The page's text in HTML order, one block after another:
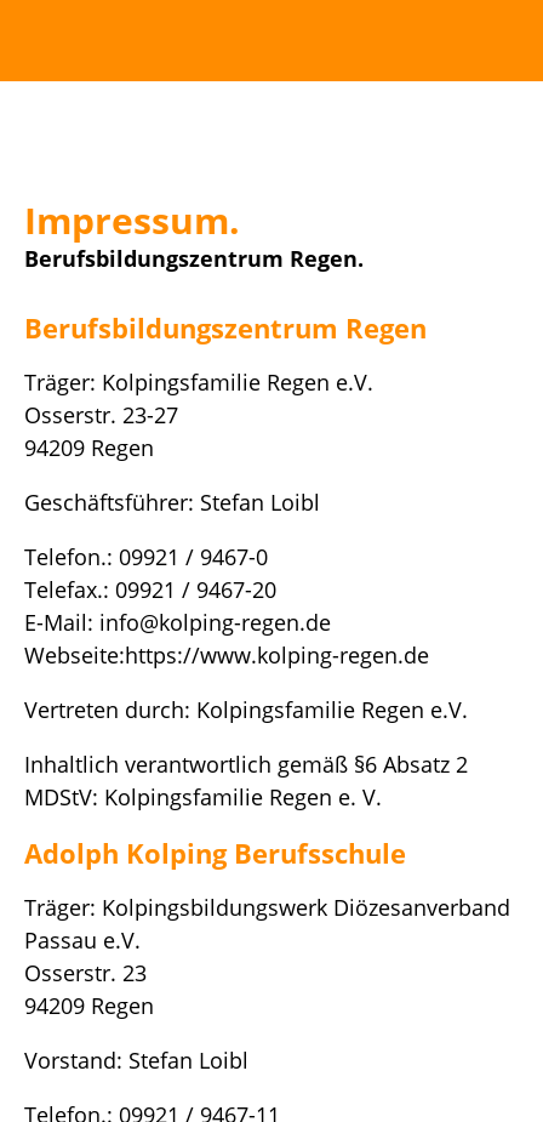
Impressum.
Berufsbildungszentrum Regen.
Berufsbildungszentrum Regen
Träger: Kolpingsfamilie Regen e.V.
Osserstr. 23-27
94209 Regen
Geschäftsführer: Stefan Loibl
Telefon.: 09921 / 9467-0
Telefax.: 09921 / 9467-20
E-Mail: info@kolping-regen.de
Webseite:https://www.kolping-regen.de
Vertreten durch: Kolpingsfamilie Regen e.V.
Inhaltlich verantwortlich gemäß §6 Absatz 2
MDStV: Kolpingsfamilie Regen e. V.
Adolph Kolping Berufsschule
Träger: Kolpingsbildungswerk Diözesanverband
Passau e.V.
Osserstr. 23
94209 Regen
Vorstand: Stefan Loibl
Telefon.: 09921 / 9467-11